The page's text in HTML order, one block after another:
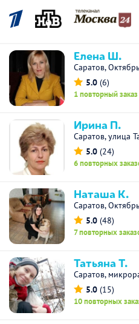
Елена Ш.
Саратов,
5.0 (6)
1 повторный заказ
Ирина П.
Саратов, улица
5.0 (24)
6 повторных
Наташа К.
Саратов,
5.0 (48)
7 повторных
Татьяна Т.
Саратов,
5.0 (15)
10 повторных